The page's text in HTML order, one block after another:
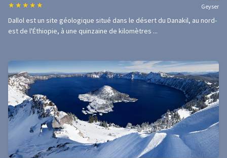
★ ★ ★ ★ ★ Geyser
Dallol est un site géologique situé dans le désert du Danakil, au nord-
est de l'Éthiopie, à une quinzaine de kilomètres ...